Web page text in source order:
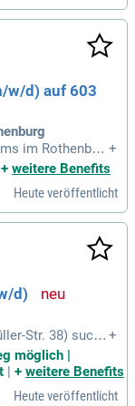
essenziell. Mit
Niveau garan
von einem
Arbeits
und On
w/d) auf 603
im Rothenbur
(556 EUR)
alt. Ihre Aufgabe
Durchführun
der Sauna. Wir
und Freud
von unserem b
Firmene
+
+ weitere Benefits
Heute veröffentlicht
d)
Str. 38) suche
Basis (20 St
Warenv
Aufgabe
sowie Freude
+
möglich |
| + weitere Benefits
Heute veröffentlicht